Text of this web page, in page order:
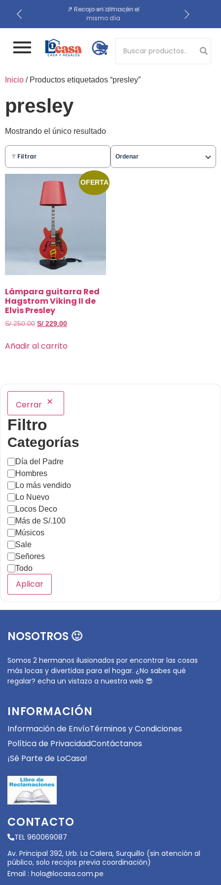
🚚 Envío gratis a Lima
Metropolitana desde S/ 200
🔒 Compra 100% segura
📍 Recojo en almacén el
mismo día
Button 1
Button 2
Inicio / Productos etiquetados “presley”
presley
Mostrando el único resultado
Filtrar Ordenar
OFERTA
Lámpara guitarra Red
Hagstrom Viking II de
Elvis Presley
S/250.00 S/ 229.00
Añadir al carrito
Cerrar
Filtro
Categorías
Día del Padre
Hombres
Lo más vendido
Lo Nuevo
Locos Deco
Más de S/.100
Músicos
Sale
Señores
Todo
Aplicar
NOSOTROS 🙂
Somos 2 hermanos ilusionados por encontrar las cosas
más locas y divertidas para el hogar. ¿No sabes qué
regalar? echa un vistazo a nuestra web 😎
INFORMACIÓN
Información de EnvíoTérminos y Condiciones
Política de PrivacidadContáctanos
¡Sé Parte de LoCasa!
CONTACTO
TEL 960069087
Av. Principal 392, Urb. La Calera, Surquillo (sin atención al
público, solo recojos previa coordinación)
Email : hola@locasa.com.pe